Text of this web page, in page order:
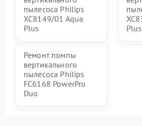
пылесоса Philips
XC8149/01 Aqua
Plus
Plus
Ремонт помпы
вертикального
пылесоса Philips
FC6168 PowerPro
Duo